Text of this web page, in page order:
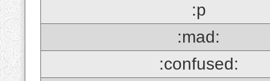
:p
:mad:
:confused: